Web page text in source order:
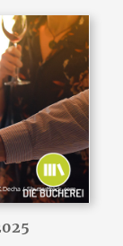
/ Shutterstock.com